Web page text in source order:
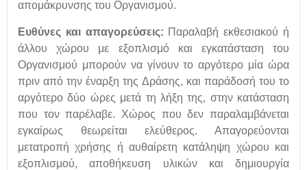
απομάκρυνσης του Οργανισμού.
Ευθύνες και απαγορεύσεις: Παραλαβή εκθεσιακού ή
άλλου χώρου με εξοπλισμό και εγκατάσταση του
Οργανισμού μπορούν να γίνουν το αργότερο μία ώρα
πριν από την έναρξη της Δράσης, και παράδοσή του το
αργότερο δύο ώρες μετά τη λήξη της, στην κατάσταση
που τον παρέλαβε. Χώρος που δεν παραλαμβάνεται
εγκαίρως θεωρείται ελεύθερος. Απαγορεύονται
μετατροπή χρήσης ή αυθαίρετη κατάληψη χώρου και
εξοπλισμού, αποθήκευση υλικών και δημιουργία